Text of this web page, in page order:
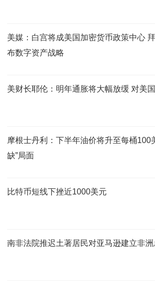
美媒：白宫将成美国加密货币政策中心
布数字资产战略
美财长耶伦：明年通胀将大幅放缓 对美
摩根士丹利：下半年油价将升至每桶100
缺”局面
比特币短线下挫近1000美元
南非法院推迟土著居民对亚马逊建立非